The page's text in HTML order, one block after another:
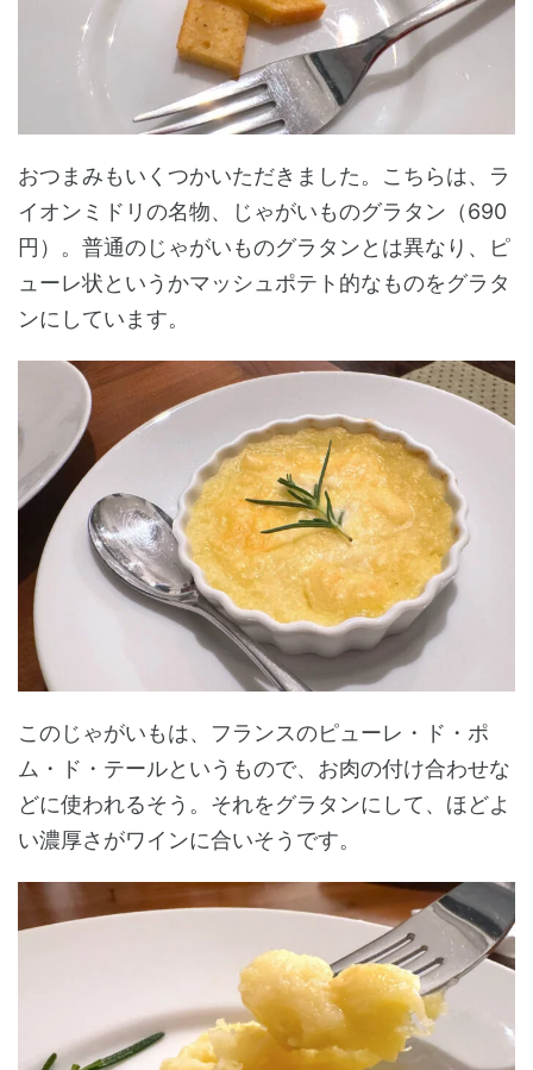
おつまみもいくつかいただきました。こちらは、ラ
イオンミドリの名物、じゃがいものグラタン（690
円）。普通のじゃがいものグラタンとは異なり、ピ
ューレ状というかマッシュポテト的なものをグラタ
ンにしています。
このじゃがいもは、フランスのピューレ・ド・ポ
ム・ド・テールというもので、お肉の付け合わせな
どに使われるそう。それをグラタンにして、ほどよ
い濃厚さがワインに合いそうです。